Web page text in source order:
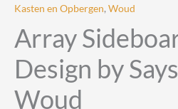
Kasten en Opbergen, Woud
Array
Design by
Woud